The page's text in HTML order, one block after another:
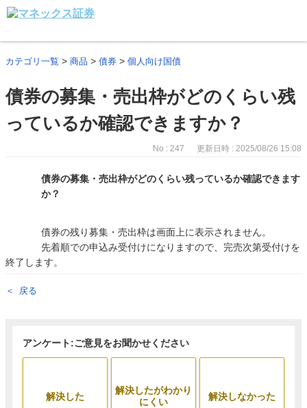
カテゴリ一覧 > 商品 > 債券 > 個人向け国債
債券の募集・売出枠がどのくらい残
っているか確認できますか？
No : 247 更新日時 : 2025/08/26 15:08
債券の募集・売出枠がどのくらい残っているか確認できます
か？
債券の残り募集・売出枠は画面上に表示されません。
先着順での申込み受付けになりますので、完売次第受付けを
終了します。
戻る
アンケート:ご意見をお聞かせください
解決した
解決したがわかり
にくい
解決しなかった